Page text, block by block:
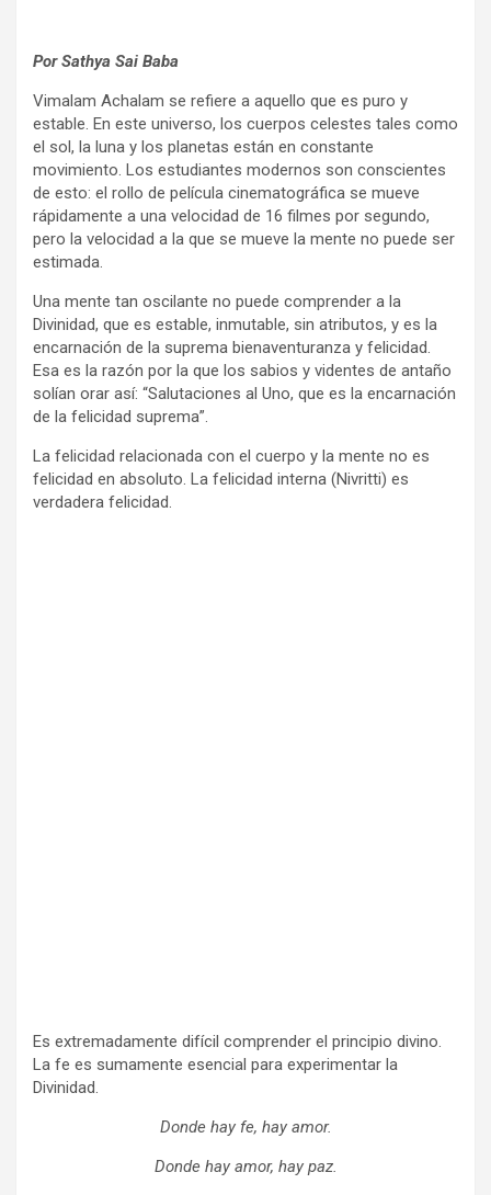
Por Sathya Sai Baba
Vimalam Achalam se refiere a aquello que es puro y
estable. En este universo, los cuerpos celestes tales como
el sol, la luna y los planetas están en constante
movimiento. Los estudiantes modernos son conscientes
de esto: el rollo de película cinematográfica se mueve
rápidamente a una velocidad de 16 filmes por segundo,
pero la velocidad a la que se mueve la mente no puede ser
estimada.
Una mente tan oscilante no puede comprender a la
Divinidad, que es estable, inmutable, sin atributos, y es la
encarnación de la suprema bienaventuranza y felicidad.
Esa es la razón por la que los sabios y videntes de antaño
solían orar así: “Salutaciones al Uno, que es la encarnación
de la felicidad suprema”.
La felicidad relacionada con el cuerpo y la mente no es
felicidad en absoluto. La felicidad interna (Nivritti) es
verdadera felicidad.
Es extremadamente difícil comprender el principio divino.
La fe es sumamente esencial para experimentar la
Divinidad.
Donde hay fe, hay amor.
Donde hay amor, hay paz.